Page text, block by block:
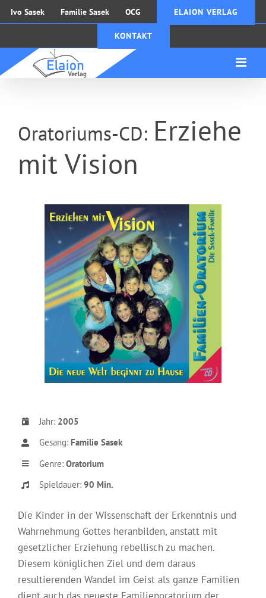
Zum
Inhalt
Ivo Sasek Familie Sasek OCG ELAION VERLAG
KONTAKT
Oratoriums-CD: Erziehe
mit Vision
Jahr: 2005
Gesang: Familie Sasek
Genre: Oratorium
Spieldauer: 90 Min.
Die Kinder in der Wissenschaft der Erkenntnis und
Wahrnehmung Gottes heranbilden, anstatt mit
gesetzlicher Erziehung rebellisch zu machen.
Diesem königlichen Ziel und dem daraus
resultierenden Wandel im Geist als ganze Familien
dient auch das neueste Familienoratorium der